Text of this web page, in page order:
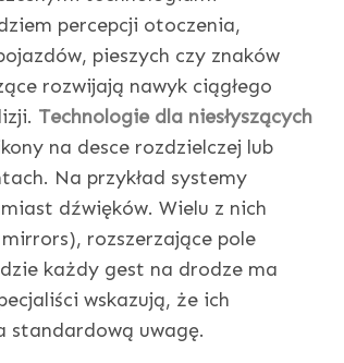
percepcji otoczenia,
pieszych czy znaków
rozwijają nawyk ciągłego
Technologie dla niesłyszących
na desce rozdzielczej lub
Na przykład systemy
dźwięków. Wielu z nich
rozszerzające pole
każdy gest na drodze ma
wskazują, że ich
standardową uwagę.